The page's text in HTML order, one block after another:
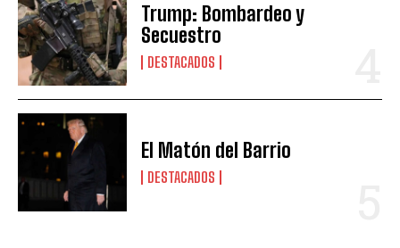
Trump: Bombardeo y
Secuestro
DESTACADOS
El Matón del Barrio
DESTACADOS